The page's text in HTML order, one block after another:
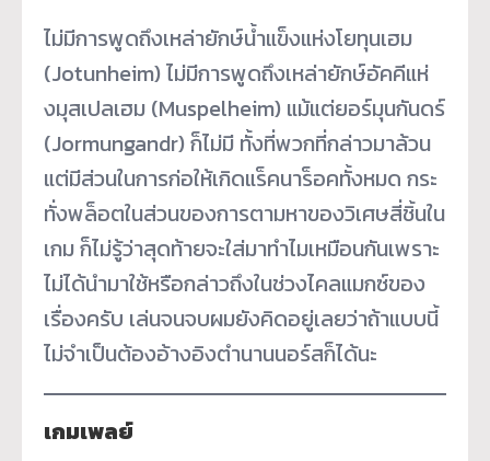
ไม่มีการพูดถึงเหล่ายักษ์น้ำแข็งแห่งโยทุนเฮม
(Jotunheim) ไม่มีการพูดถึงเหล่ายักษ์อัคคีแห่
งมุสเปลเฮม (Muspelheim) แม้แต่ยอร์มุนกันดร์
(Jormungandr) ก็ไม่มี ทั้งที่พวกที่กล่าวมาล้วน
แต่มีส่วนในการก่อให้เกิดแร็คนาร็อคทั้งหมด กระ
ทั่งพล็อตในส่วนของการตามหาของวิเศษสี่ชิ้นใน
เกม ก็ไม่รู้ว่าสุดท้ายจะใส่มาทำไมเหมือนกันเพราะ
ไม่ได้นำมาใช้หรือกล่าวถึงในช่วงไคลแมกซ์ของ
เรื่องครับ เล่นจนจบผมยังคิดอยู่เลยว่าถ้าแบบนี้
ไม่จำเป็นต้องอ้างอิงตำนานนอร์สก็ได้นะ
เกมเพลย์